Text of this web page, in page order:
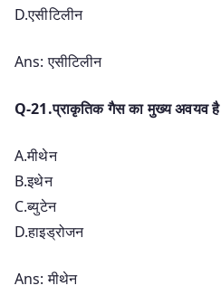
D.एसीटिलीन
Ans: एसीटिलीन
Q-21.प्राकृतिक गैस का मुख्य अवयव है
A.मीथेन
B.इथेन
C.ब्युटेन
D.हाइड्रोजन
Ans: मीथेन